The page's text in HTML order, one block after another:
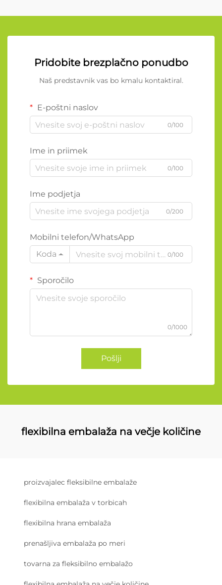
Pridobite brezplačno ponudbo
Naš predstavnik vas bo kmalu kontaktiral.
E-poštni naslov
0/100
Ime in priimek
0/100
Ime podjetja
0/200
Mobilni telefon/WhatsApp
Koda
0/100
Sporočilo
0/1000
Pošlji
flexibilna embalaža na večje količine
proizvajalec fleksibilne embalaže
flexibilna embalaža v torbicah
flexibilna hrana embalaža
prenašljiva embalaža po meri
tovarna za fleksibilno embalažo